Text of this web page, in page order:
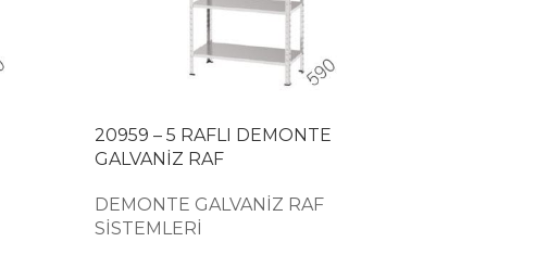
20959 – 5 RAFLI DEMONTE
GALVANİZ RAF
DEMONTE GALVANİZ RAF
SİSTEMLERİ